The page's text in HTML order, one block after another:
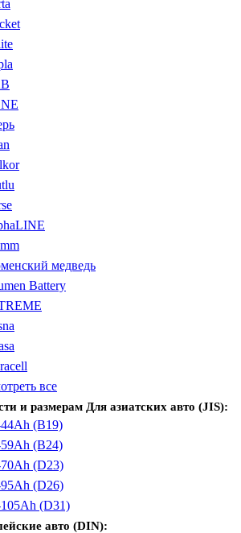
медведь
Battery
все
и размерам Для азиатских авто (JIS):
(B19)
(B24)
(D23)
(D26)
(D31)
авто (DIN):